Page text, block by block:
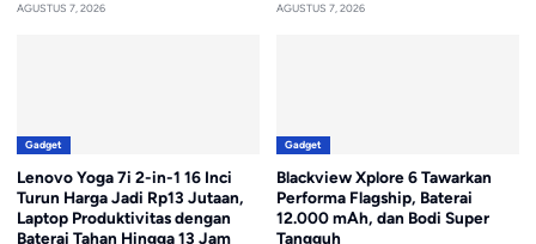
AGUSTUS 7, 2026 AGUSTUS 7, 2026
Gadget
Lenovo Yoga 7i 2-in-1 16 Inci
Turun Harga Jadi Rp13 Jutaan,
Laptop Produktivitas dengan
Baterai Tahan Hingga 13 Jam
Gadget
Blackview Xplore 6 Tawarkan
Performa Flagship, Baterai
12.000 mAh, dan Bodi Super
Tangguh